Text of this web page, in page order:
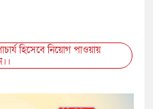
হিসেবে নিয়োগ পাওয়ায়